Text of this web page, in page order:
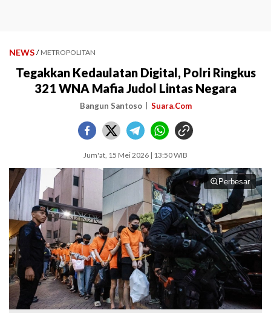
NEWS / METROPOLITAN
Tegakkan Kedaulatan Digital, Polri Ringkus
321 WNA Mafia Judol Lintas Negara
Bangun Santoso Suara.Com
Jum'at, 15 Mei 2026 | 13:50 WIB
Perbesar